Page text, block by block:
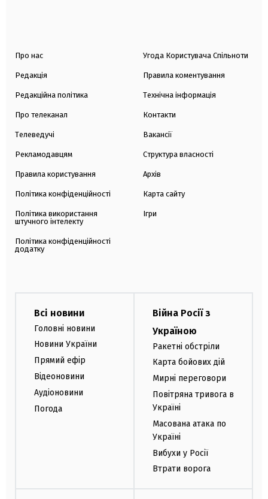
Про нас
Редакція
Редакційна політика
Про телеканал
Телеведучі
Рекламодавцям
Правила користування
Політика конфіденційності
Політика використання
штучного інтелекту
Політика конфіденційності
додатку
Угода Користувача Спільноти
Правила коментування
Технічна інформація
Контакти
Вакансії
Структура власності
Архів
Карта сайту
Ігри
Всі новини
Головні новини
Новини України
Прямий ефір
Відеоновини
Аудіоновини
Погода
Війна Росії з
Україною
Ракетні обстріли
Карта бойових дій
Мирні переговори
Повітряна тривога в
Україні
Масована атака по
Україні
Вибухи у Росії
Втрати ворога